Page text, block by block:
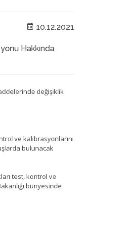
10.12.2021
Hakkında
değişiklik
ve kalibrasyonlarını
bulunacak
test, kontrol ve
bünyesinde